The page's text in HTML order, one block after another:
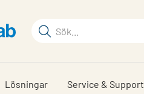
Sökord
på
sajten
Lösningar Service & Support